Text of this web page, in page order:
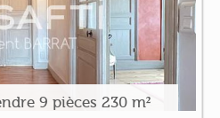
9 pièces 230 m²